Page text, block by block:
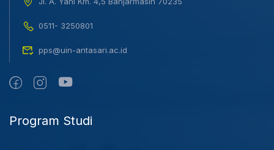
0511- 3250801
pps@uin-antasari.ac.id
Program Studi